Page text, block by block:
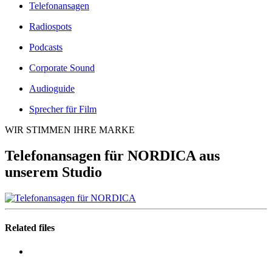
Telefonansagen
Radiospots
Podcasts
Corporate Sound
Audioguide
Sprecher für Film
WIR STIMMEN IHRE MARKE
Telefonansagen für NORDICA aus
unserem Studio
Related files